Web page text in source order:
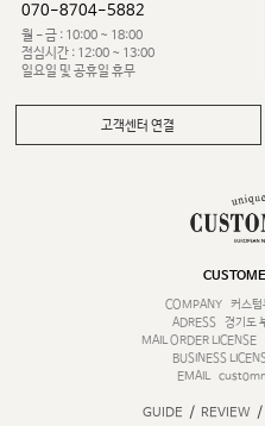
070-8704-5882
월 - 금 : 10:00 ~ 18:00
점심시간 : 12:00 ~ 13:00
일요일 및 공휴일 휴무
고객센터 연결
COMPANY
커스텀
ADRESS
경기도
MAIL ORDER LICENSE
BUSINESS
EMAIL
GUIDE / REVIEW /